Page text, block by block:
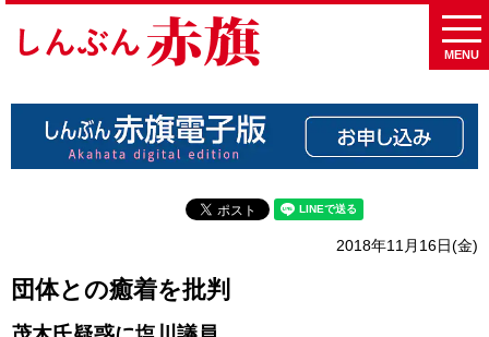
MENU
2018年11月16日(金)
団体との癒着を批判